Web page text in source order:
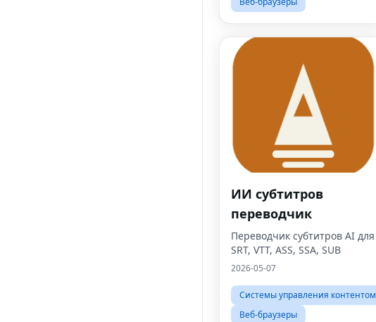
ИИ субтитров
переводчик
Переводчик субтитров AI для
SRT, VTT, ASS, SSA, SUB
2026-05-07
Системы управления контентом
Веб-браузеры